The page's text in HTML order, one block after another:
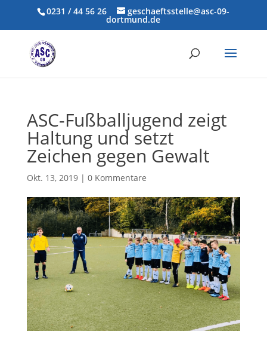
0231 / 44 56 26 geschaeftsstelle@asc-09-
dortmund.de
ASC-Fußballjugend zeigt
Haltung und setzt
Zeichen gegen Gewalt
Okt. 13, 2019| 0 Kommentare